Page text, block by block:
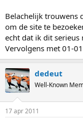
Belachelijk trouwens
om de site te
echt dat ik dit serieus
Vervolgens met 01-
dedeut
Well-Known
17 apr 2011